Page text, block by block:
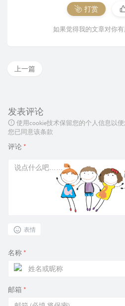
打赏
如果觉得我的文章对你
上一篇
发表评论
使用cookie技术保留您的个人信息以
您已同意该条款
评论 *
表情
名称 *
邮箱 *